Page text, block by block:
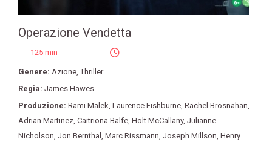
Operazione Vendetta
125 min
Genere: Azione ,Thriller
Regia: James Hawes
Produzione: Rami Malek Laurence Fishburne Rachel Brosnahan
Adrian Martinez Caitriona Balfe Holt McCallany, Julianne
Nicholson Jon Bernthal Marc Rissmann Joseph Millson Henry